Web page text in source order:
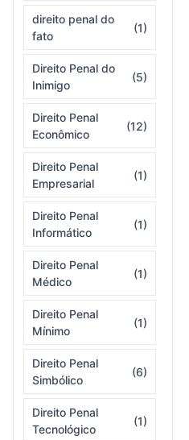
direito penal do
fato
(1)
Direito Penal do
Inimigo
(5)
Direito Penal
Econômico
(12)
Direito Penal
Empresarial
(1)
Direito Penal
Informático
(1)
Direito Penal
Médico
(1)
Direito Penal
Mínimo
(1)
Direito Penal
Simbólico
(6)
Direito Penal
Tecnológico
(1)